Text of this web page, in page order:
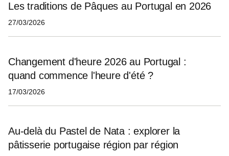
Les traditions de Pâques au Portugal en 2026
27/03/2026
Changement d'heure 2026 au Portugal :
quand commence l'heure d'été ?
17/03/2026
Au‑delà du Pastel de Nata : explorer la
pâtisserie portugaise région par région